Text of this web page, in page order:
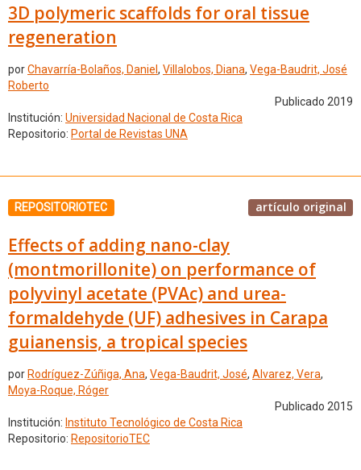
3D polymeric scaffolds for oral tissue
regeneration
porChavarría-Bolaños, Daniel , Villalobos, Diana, Vega-Baudrit, José
Roberto
Publicado 2019
Institución: Universidad Nacional de Costa Rica
Repositorio: Portal de Revistas UNA
REPOSITORIOTEC artículo original
Effects of adding nano-clay
(montmorillonite) on performance of
polyvinyl acetate (PVAc) and urea-
formaldehyde (UF) adhesives in Carapa
guianensis, a tropical species
por Rodríguez-Zúñiga, Ana, Vega-Baudrit, José, Alvarez, Vera,
Moya-Roque, Róger
Publicado 2015
Institución: Instituto Tecnológico de Costa Rica
Repositorio: RepositorioTEC